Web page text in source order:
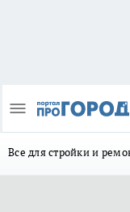
Все для стройки и